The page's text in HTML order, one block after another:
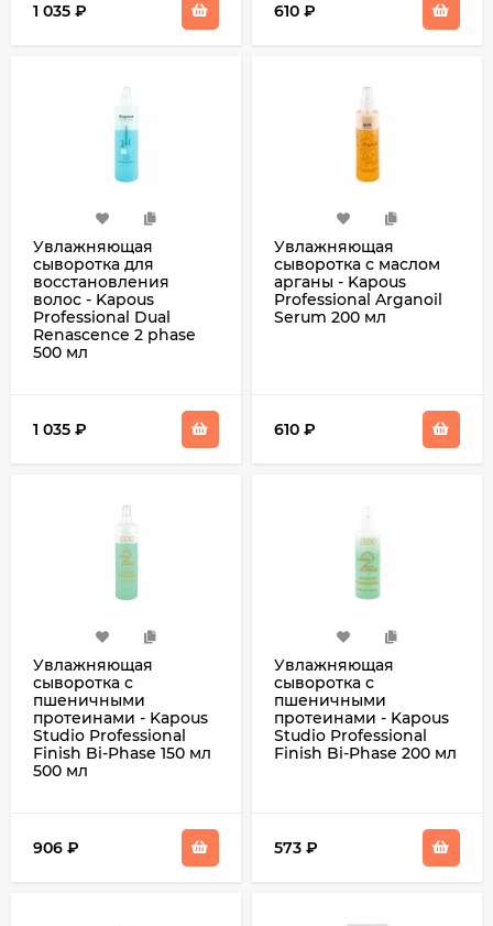
1 035 ₽ 610 ₽
Увлажняющая
сыворотка для
восстановления
волос - Kapous
Professional Dual
Renascence 2 phase
500 мл
1 035 ₽
Увлажняющая
сыворотка с маслом
арганы - Kapous
Professional Arganoil
Serum 200 мл
610 ₽
Увлажняющая
сыворотка с
пшеничными
протеинами - Kapous
Studio Professional
Finish Bi-Phase 150 мл
500 мл
906 ₽
Увлажняющая
сыворотка с
пшеничными
протеинами - Kapous
Studio Professional
Finish Bi-Phase 200 мл
573 ₽